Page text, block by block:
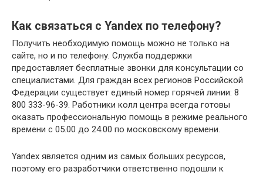
Как связаться с Yandex по телефону?
Получить необходимую помощь можно не только на
сайте, но и по телефону. Служба поддержки
предоставляет бесплатные звонки для консультации со
специалистами. Для граждан всех регионов Российской
Федерации существует единый номер горячей линии: 8
800 333-96-39. Работники колл центра всегда готовы
оказать профессиональную помощь в режиме реального
времени с 05.00 до 24.00 по московскому времени.
Yandex является одним из самых больших ресурсов,
поэтому его разработчики ответственно подошли к